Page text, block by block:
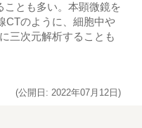
ことも多い。本顕微鏡を
CTのように、細胞中や
三次元解析することも
(公開日: 2022年07月12日)